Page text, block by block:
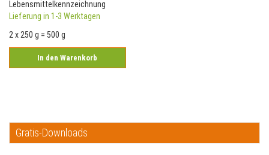
Lebensmittelkennzeichnung
Lieferung in 1-3 Werktagen
2 x 250 g = 500 g
In den Warenkorb
Gratis-Downloads